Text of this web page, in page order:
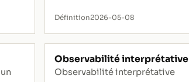
Définition2026-05-08
Observabilité interprétative
Observabilité interprétative